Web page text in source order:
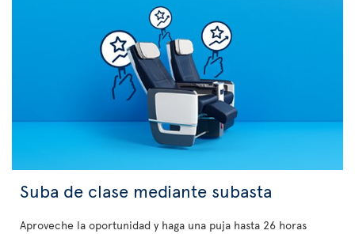
Suba de clase mediante subasta
Aproveche la oportunidad y haga una puja hasta 26 horas